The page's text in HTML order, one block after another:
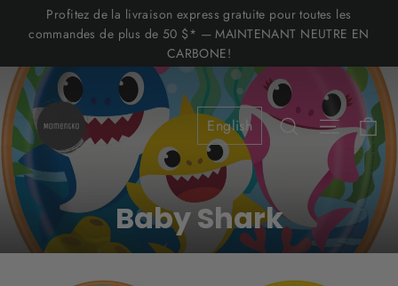
Profitez de la livraison express gratuite pour toutes les
commandes de plus de 50 $* — MAINTENANT NEUTRE EN
CARBONE!
Rechercher
Baby Shark